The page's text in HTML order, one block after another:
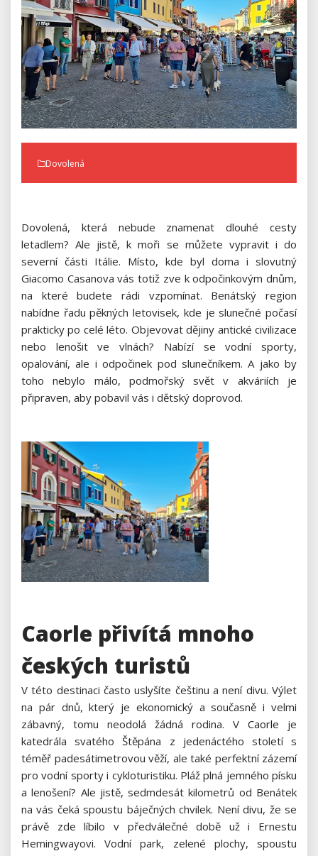
Dovolená
Dovolená, která nebude znamenat dlouhé cesty
letadlem? Ale jistě, k moři se můžete vypravit i do
severní části Itálie. Místo, kde byl doma i slovutný
Giacomo Casanova vás totiž zve k odpočinkovým dnům,
na které budete rádi vzpomínat. Benátský region
nabídne řadu pěkných letovisek, kde je slunečné počasí
prakticky po celé léto. Objevovat dějiny antické civilizace
nebo lenošit ve vlnách? Nabízí se vodní sporty,
opalování, ale i odpočinek pod slunečníkem. A jako by
toho nebylo málo, podmořský svět v akváriích je
připraven, aby pobavil vás i dětský doprovod.
Caorle přivítá mnoho
českých turistů
V této destinaci často uslyšíte češtinu a není divu. Výlet
na pár dnů, který je ekonomický a současně i velmi
zábavný, tomu neodolá žádná rodina. V Caorle je
katedrála svatého Štěpána z jedenáctého století s
téměř padesátimetrovou věží, ale také perfektní zázemí
pro vodní sporty i cykloturistiku. Pláž plná jemného písku
a lenošení? Ale jistě, sedmdesát kilometrů od Benátek
na vás čeká spoustu báječných chvilek. Není divu, že se
právě zde líbilo v předválečné době už i Ernestu
Hemingwayovi. Vodní park, zelené plochy, spoustu